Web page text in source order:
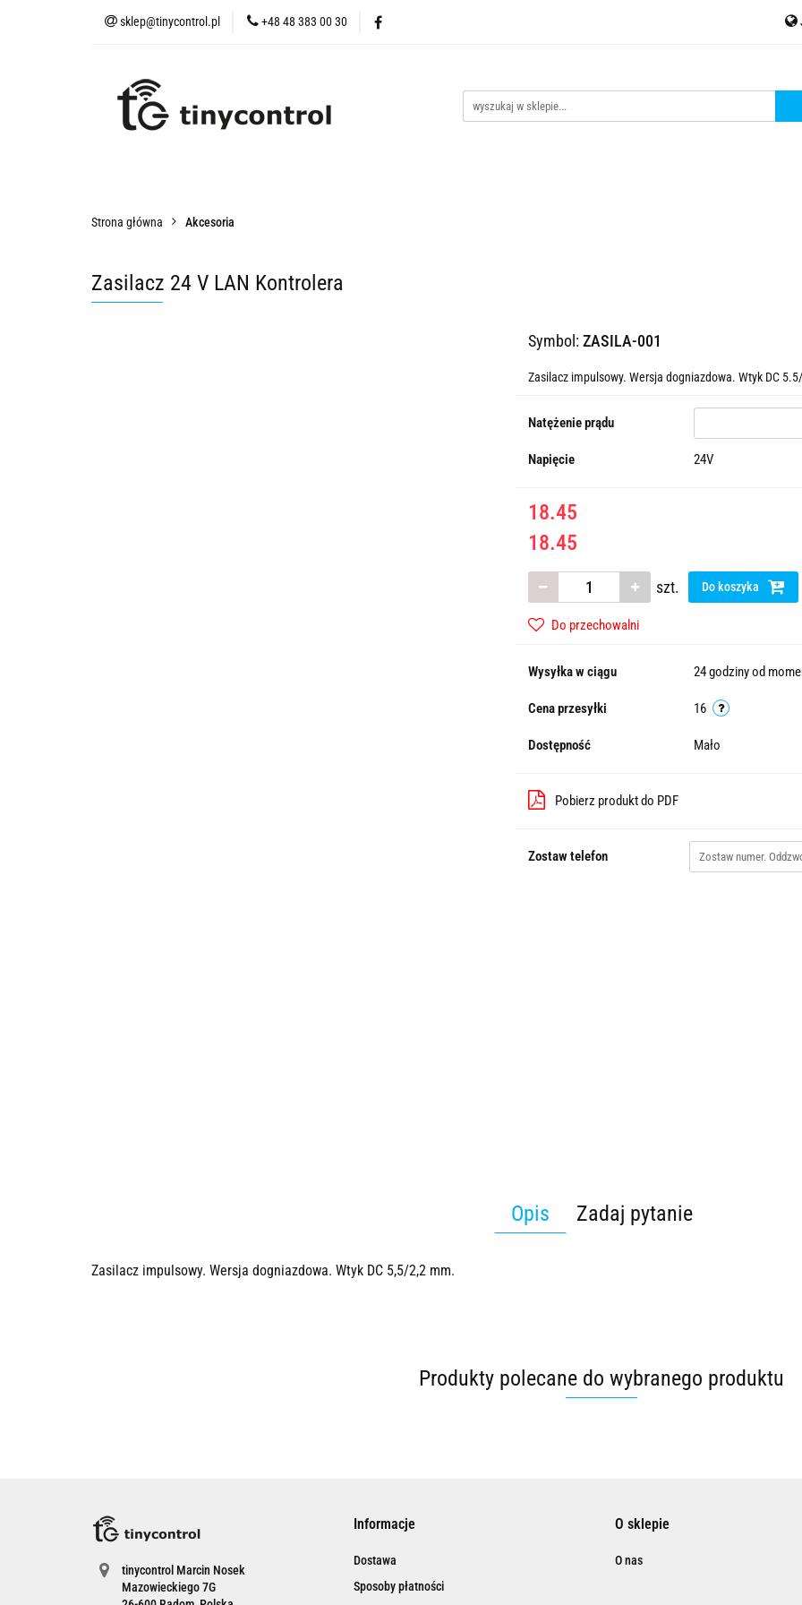
sklep@tinycontrol.pl +48 48 383 00 30
Urządzenia IoT
Strona główna Akcesoria
Zasilacz 24 V LAN Kontrolera
Symbol: ZASILA-001
Zasilacz impulsowy. Wersja dogniazdowa. Wtyk DC
Natężenie prądu
Napięcie 24V
18.45
18.45
szt. Do koszyka
Do przechowalni
Wysyłka w ciągu 24 godziny od
Cena przesyłki 16
Dostępność Mało
Pobierz produkt do PDF
Zostaw telefon
Opis Zadaj pytanie
Zasilacz impulsowy. Wersja dogniazdowa. Wtyk DC 5,5/2,2 mm.
Produkty polecane do wybranego produktu
tinycontrol Marcin Nosek
Mazowieckiego 7G
Informacje
Dostawa
Sposoby płatności
O sklepie
O nas